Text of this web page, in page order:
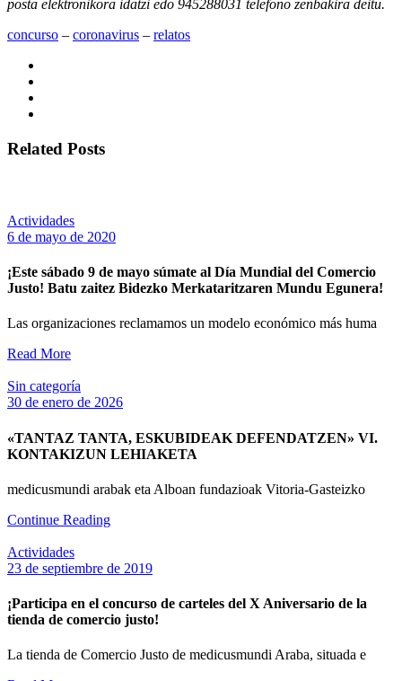
posta elektronikora idatzi edo 945288031 telefono zenbakira deitu.
concurso ‒ coronavirus ‒ relatos
Related Posts
Actividades
6 de mayo de 2020
¡Este sábado 9 de mayo súmate al Día Mundial del Comercio
Justo! Batu zaitez Bidezko Merkataritzaren Mundu Egunera!
Las organizaciones reclamamos un modelo económico más huma
Read More
Sin categoría
30 de enero de 2026
«TANTAZ TANTA, ESKUBIDEAK DEFENDATZEN» VI.
KONTAKIZUN LEHIAKETA
medicusmundi arabak eta Alboan fundazioak Vitoria-Gasteizko
Continue Reading
Actividades
23 de septiembre de 2019
¡Participa en el concurso de carteles del X Aniversario de la
tienda de comercio justo!
La tienda de Comercio Justo de medicusmundi Araba, situada e